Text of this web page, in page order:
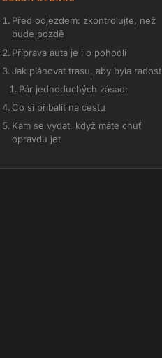
Před odjezdem: zkontrolujte, než
bude pozdě
Příprava auta je i o pohodlí
Jak plánovat trasu, aby byla radost
Pár jednoduchých zásad:
Co si přibalit na cestu
Kam se vydat, když máte chuť
opravdu jet